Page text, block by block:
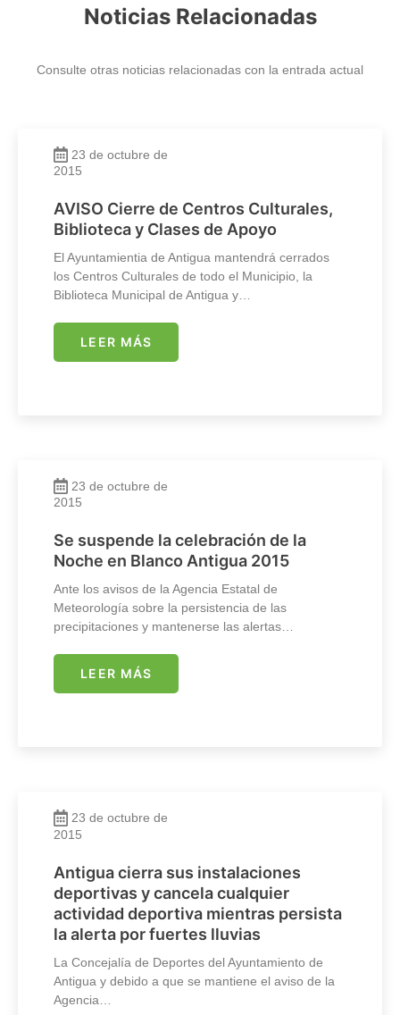
Noticias Relacionadas
Consulte otras noticias relacionadas con la entrada actual
23 de octubre de
2015
AVISO Cierre de Centros Culturales,
Biblioteca y Clases de Apoyo
El Ayuntamientia de Antigua mantendrá cerrados
los Centros Culturales de todo el Municipio, la
Biblioteca Municipal de Antigua y…
LEER MÁS
23 de octubre de
2015
Se suspende la celebración de la
Noche en Blanco Antigua 2015
Ante los avisos de la Agencia Estatal de
Meteorología sobre la persistencia de las
precipitaciones y mantenerse las alertas…
LEER MÁS
23 de octubre de
2015
Antigua cierra sus instalaciones
deportivas y cancela cualquier
actividad deportiva mientras persista
la alerta por fuertes lluvias
La Concejalía de Deportes del Ayuntamiento de
Antigua y debido a que se mantiene el aviso de la
Agencia…